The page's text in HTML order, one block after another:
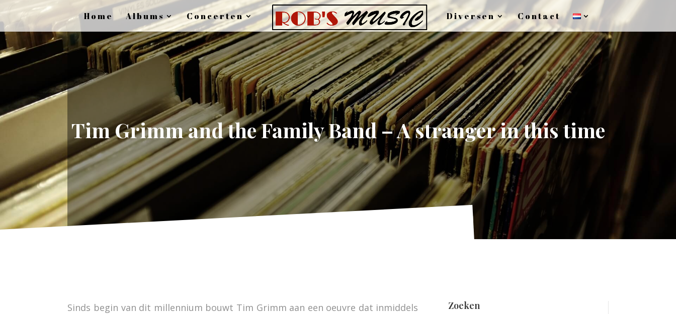
Home Albums Concerten Diversen Contact
Tim Grimm and the Family Band – A stranger in this time
Sinds begin van dit millennium bouwt Tim Grimm aan een oeuvre dat inmiddels
Zoeken